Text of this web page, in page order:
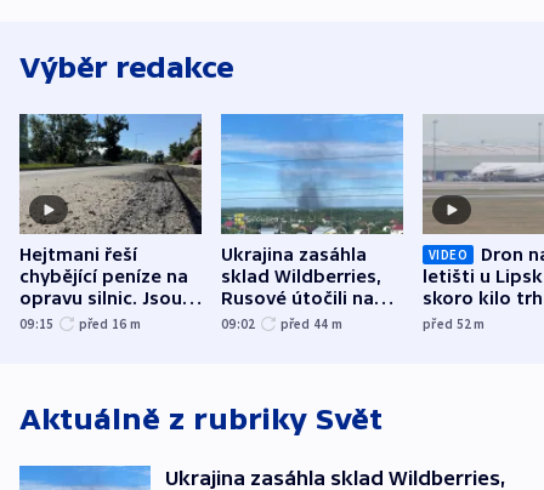
Výběr redakce
Hejtmani řeší
chybějící peníze na
opravu silnic. Jsou
nenárokové, namítá
09:15 před 16 m
Ukrajina zasáhla
sklad Wildberries,
Rusové útočili na
trh, hasiče či
09:02 před 44 m
VIDEO
Dron
letišti u
skoro kilo
indicie
před 52m
Aktuálně z rubriky Svět
Ukrajina zasáhla sklad Wildberries,